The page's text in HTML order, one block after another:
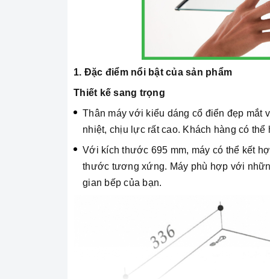
1. Đặc điểm nổi bật của sản phẩm
Thiết kế sang trọng
Thân máy với kiểu dáng cổ điển đẹp
nhiệt, chịu lực rất cao. Khách hàng có thể
Với kích thước 695 mm, máy có thể kết
thước tương xứng. Máy phù hợp với
gian bếp của bạn.